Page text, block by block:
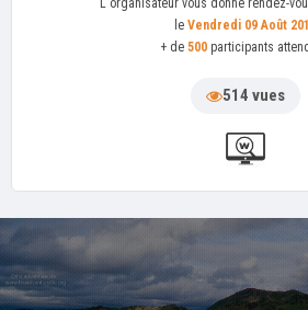
L'organisateur vous donne rendez-
le Vendredi 09 Août
+ de 500 participants
514 vues